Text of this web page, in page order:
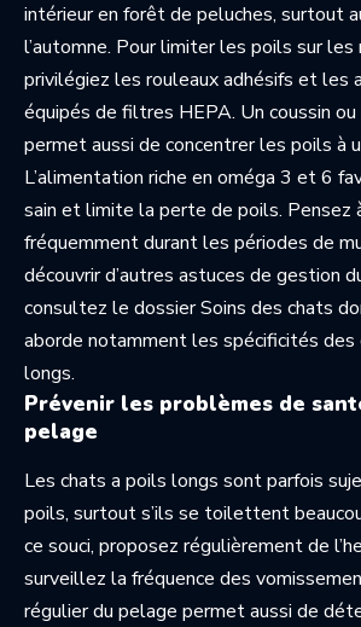
intérieur en forêt de peluches, surtout
l’automne. Pour limiter les poils sur les
privilégiez les rouleaux adhésifs et les
équipés de filtres HEPA. Un coussin
permet aussi de concentrer les poils à
L’alimentation riche en oméga 3 et 6
sain et limite la perte de poils. Pensez
fréquemment durant les périodes de
découvrir d’autres astuces de gestion
consultez le dossierSoins des chats
aborde notamment les spécificités des
longs.
Prévenir les problèmes de
pelage
Les chats a poils longs sont parfois
poils, surtout s’ils se toilettent
ce souci, proposez régulièrement de
surveillez la fréquence des
régulier du pelage permet aussi de